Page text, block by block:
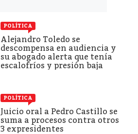
POLÍTICA
Alejandro Toledo se
descompensa en audiencia y
su abogado alerta que tenía
escalofríos y presión baja
POLÍTICA
Juicio oral a Pedro Castillo se
suma a procesos contra otros
3 expresidentes